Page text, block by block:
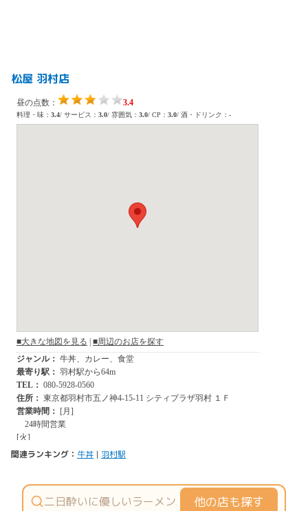
松屋 羽村店
関連ランキング： 牛丼 | 羽村駅
他の店も探す